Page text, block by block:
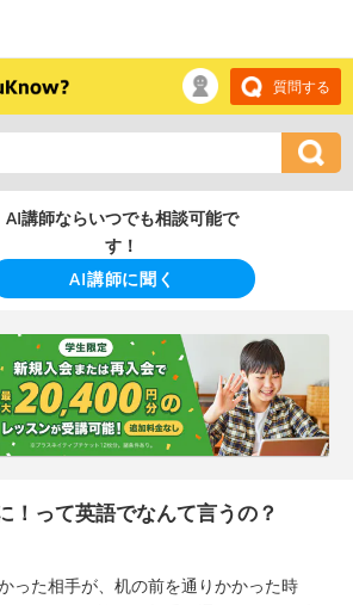
質問する
AI講師ならいつでも相談可能で
す！
AI講師に聞く
！って英語でなんて言うの？
った相手が、机の前を通りかかった時